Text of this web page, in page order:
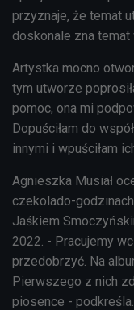
przyznaje, że temat
doskonale zna temat
Artystka mocno
tym utworze
pomoc, ona mi
Dopuściłam do
innymi i wpuściłam
Agnieszka Musiał
czekolado-
Jaśkiem
2022. - Pracujemy
przedobrzyć. Na
Pierwszego z nich
piosence - podkreśla.